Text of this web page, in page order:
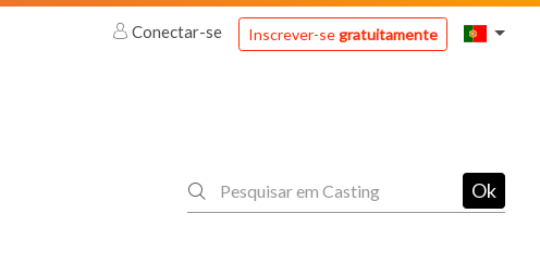
Conectar-se Inscrever-segratuitamente
Ok